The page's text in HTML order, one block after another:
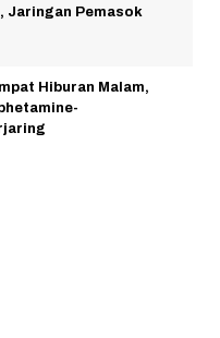
Jaringan Pemasok
Hiburan Malam,